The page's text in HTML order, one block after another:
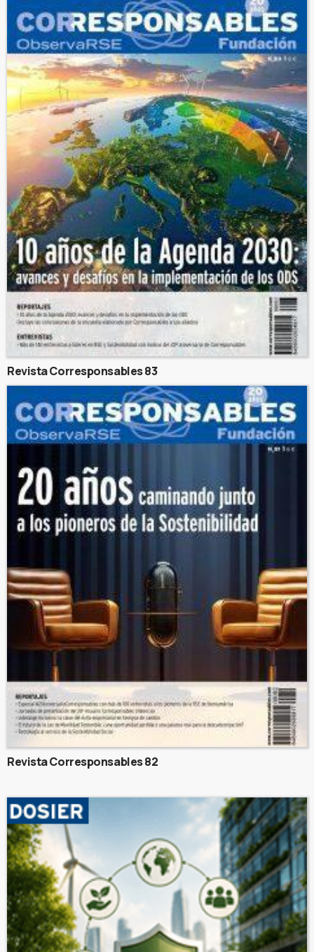
Revista Corresponsables 83
Revista Corresponsables 82